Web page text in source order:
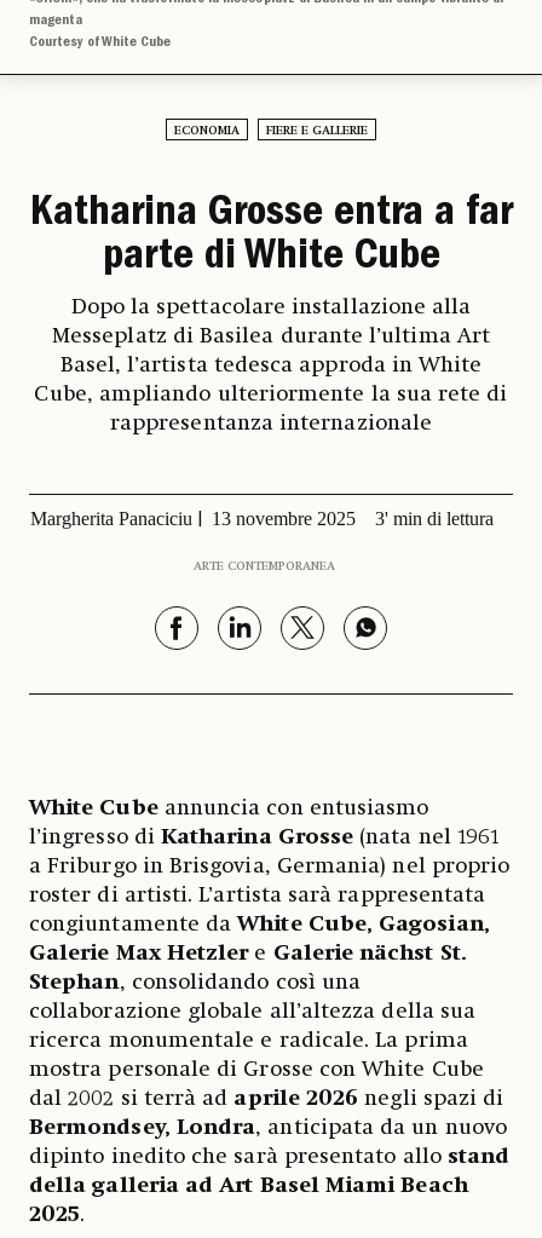
magenta
Courtesy of White Cube
ECONOMIA FIERE E GALLERIE
Katharina Grosse entra a far
parte di White Cube
Dopo la spettacolare installazione alla
Messeplatz di Basilea durante l’ultima Art
Basel, l’artista tedesca approda in White
Cube, ampliando ulteriormente la sua rete di
rappresentanza internazionale
Margherita Panaciciu 13 novembre 2025 3' min di lettura
ARTE CONTEMPORANEA
White Cubeannuncia con entusiasmo
l’ingresso di Katharina Grosse (nata nel 1961
a Friburgo in Brisgovia, Germania) nel proprio
roster di artisti. L’artista sarà rappresentata
congiuntamente daWhite Cube, Gagosian,
Galerie Max Hetzler e Galerie nächst St.
Stephan, consolidando così una
collaborazione globale all’altezza della sua
ricerca monumentale e radicale. La prima
mostra personale di Grosse con White Cube
dal 2002 si terrà ad aprile 2026 negli spazi di
Bermondsey, Londra, anticipata da un nuovo
dipinto inedito che sarà presentato allo stand
della galleria ad Art Basel Miami Beach
2025.